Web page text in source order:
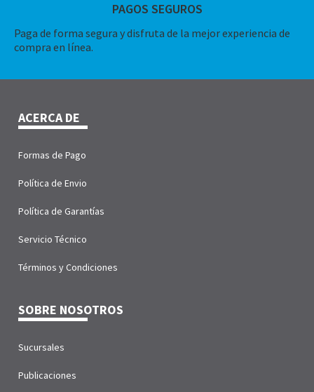
PAGOS SEGUROS
Paga de forma segura y disfruta de la mejor experiencia de
compra en línea.
ACERCA DE
Formas de Pago
Política de Envio
Política de Garantías
Servicio Técnico
Términos y Condiciones
SOBRE NOSOTROS
Sucursales
Publicaciones